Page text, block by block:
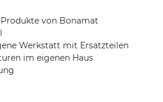
von Bonamat
Werkstatt mit Ersatzteilen
im eigenen Haus